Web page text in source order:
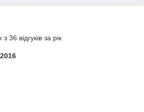
36 відгуків за рік